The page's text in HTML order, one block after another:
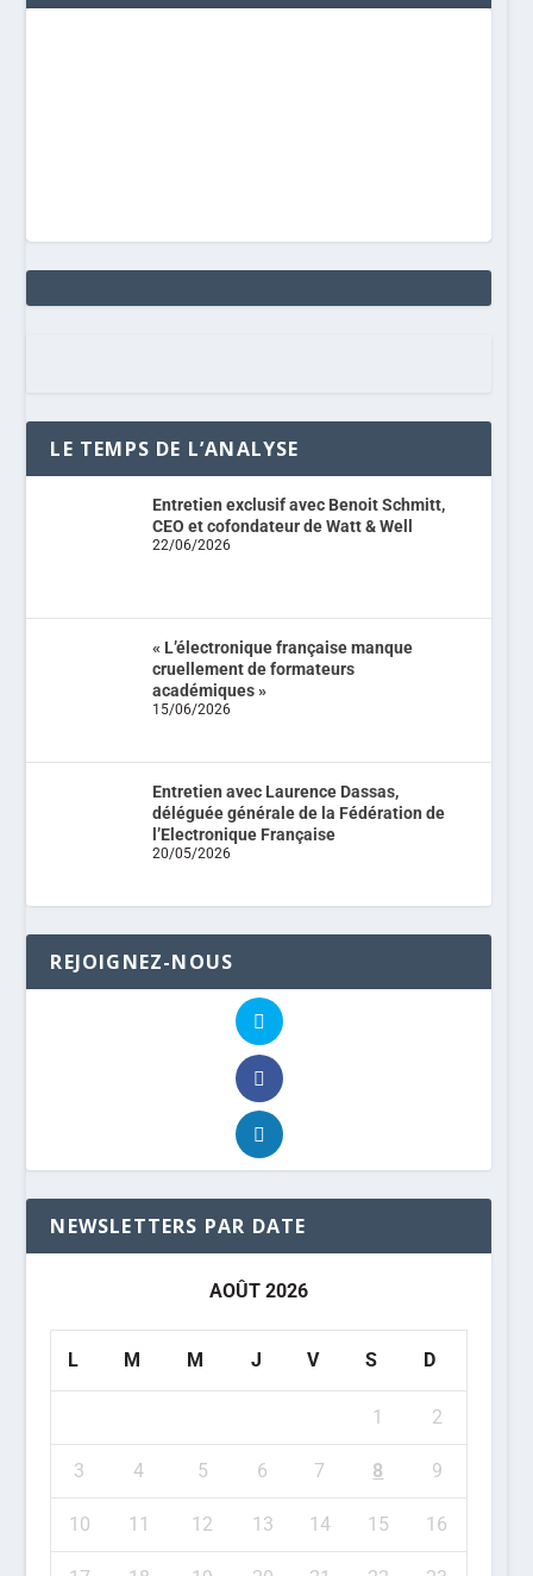
LE TEMPS DE L’ANALYSE
Entretien exclusif avec Benoit Schmitt,
CEO et cofondateur de Watt & Well
22/06/2026
« L’électronique française manque
cruellement de formateurs
académiques »
15/06/2026
Entretien avec Laurence Dassas,
déléguée générale de la Fédération de
l’Electronique Française
20/05/2026
REJOIGNEZ-NOUS
NEWSLETTERS PAR DATE
AOÛT 2026
L M M J V S D
1 2
3 4 5 6 7 8 9
10 11 12 13 14 15 16